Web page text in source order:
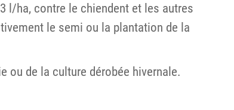
l/ha, contre le chiendent et les autres
le semi ou la plantation de la
ou de la culture dérobée hivernale.